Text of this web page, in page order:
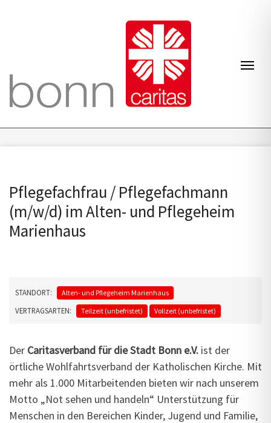
Pflegefachfrau / Pflegefachmann
(m/w/d) im Alten- und Pflegeheim
Marienhaus
STANDORT: Alten- und Pflegeheim Marienhaus
VERTRAGSARTEN: Teilzeit (unbefristet) Vollzeit (unbefristet)
Der Caritasverband für die Stadt Bonn e.V. ist der
örtliche Wohlfahrtsverband der Katholischen Kirche. Mit
mehr als 1.000 Mitarbeitenden bieten wir nach unserem
Motto „Not sehen und handeln“ Unterstützung für
Menschen in den Bereichen Kinder, Jugend und Familie,